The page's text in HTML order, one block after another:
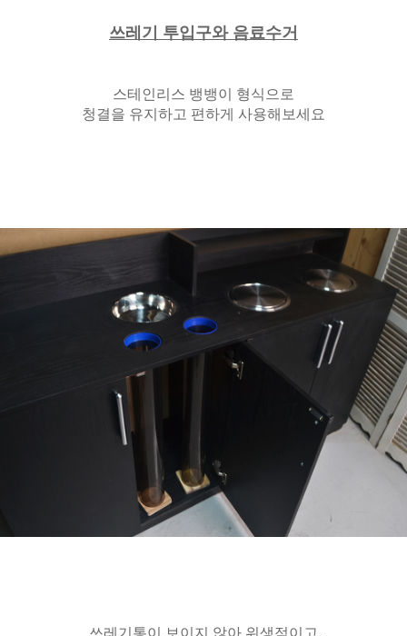
쓰레기 투입구와 음료수거
스테인리스 뱅뱅이 형식으로
청결을 유지하고 편하게 사용해보세요
쓰레기통이 보이지 않아 위생적이고,